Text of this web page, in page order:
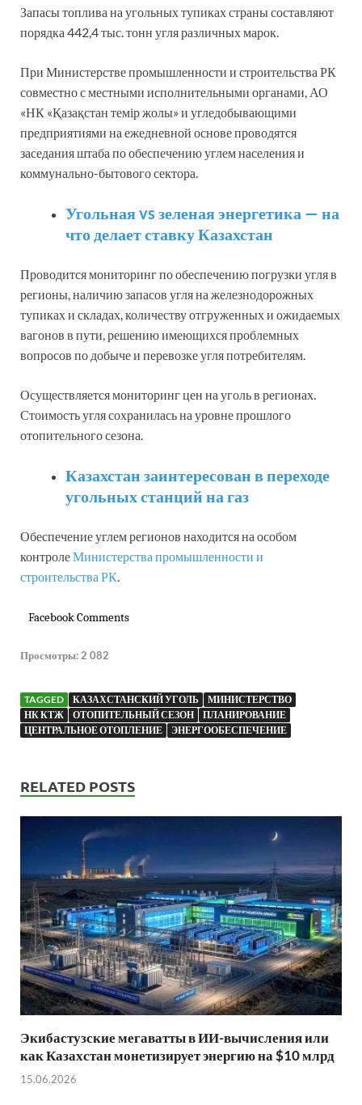
Запасы топлива на угольных тупиках страны составляют
порядка 442,4 тыс. тонн угля различных марок.
При Министерстве промышленности и строительства РК
совместно с местными исполнительными органами, АО
«НК «Қазақстан темір жолы» и угледобывающими
предприятиями на ежедневной основе проводятся
заседания штаба по обеспечению углем населения и
коммунально-бытового сектора.
Угольная vs зеленая энергетика — на
что делает ставку Казахстан
Проводится мониторинг по обеспечению погрузки угля в
регионы, наличию запасов угля на железнодорожных
тупиках и складах, количеству отгруженных и ожидаемых
вагонов в пути, решению имеющихся проблемных
вопросов по добыче и перевозке угля потребителям.
Осуществляется мониторинг цен на уголь в регионах.
Стоимость угля сохранилась на уровне прошлого
отопительного сезона.
Казахстан заинтересован в переходе
угольных станций на газ
Обеспечение углем регионов находится на особом
контролеМинистерства промышленности и
строительства РК.
Facebook Comments
Просмотры: 2 082
TAGGED КАЗАХСТАНСКИЙ УГОЛЬ
МИНИСТЕРСТВО
НК КТЖ
ОТОПИТЕЛЬНЫЙ СЕЗОН
ПЛАНИРОВАНИЕ
ЦЕНТРАЛЬНОЕ ОТОПЛЕНИЕ
ЭНЕРГООБЕСПЕЧЕНИЕ
RELATED POSTS
Экибастузские мегаватты в ИИ-вычисления или
как Казахстан монетизирует энергию на $10 млрд
15.06.2026